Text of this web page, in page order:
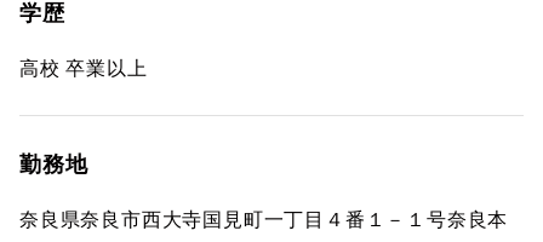
学歴
高校 卒業以上
勤務地
奈良県奈良市西大寺国見町一丁目４番１－１号奈良本